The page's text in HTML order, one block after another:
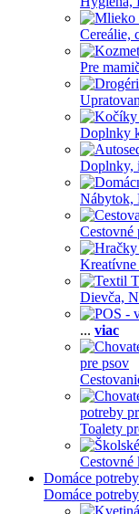
Cereálie,
Pre
Doplnky
Doplnky,
Nábytok,
Cestovné
Kreatívne
Dievča,
... viac
pre psov
potreby
Toalety
Cestovné
Domáce potreby
Domáce potreby